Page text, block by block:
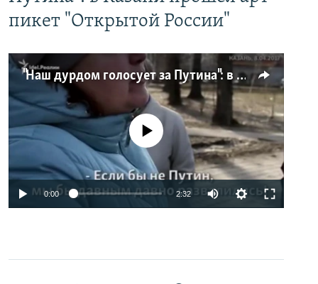
пикет "Открытой России"
"Наш дурдом голосует за Путина": в Казани прошел арт-пикет "Открытой России"
No media source currently available
0:00 2:32